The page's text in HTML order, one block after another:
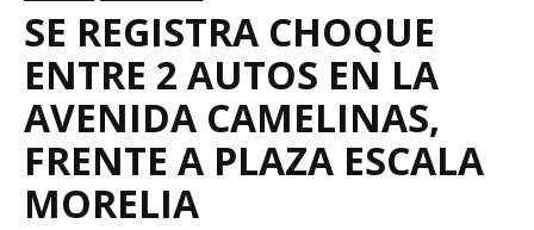
SE REGISTRA CHOQUE
ENTRE 2 AUTOS EN LA
AVENIDA CAMELINAS,
FRENTE A PLAZA ESCALA
MORELIA